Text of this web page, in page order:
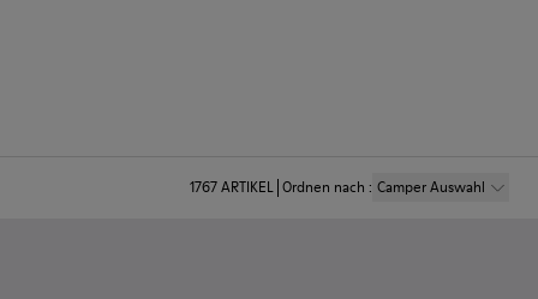
1767ARTIKEL Ordnen nach : Camper Auswahl